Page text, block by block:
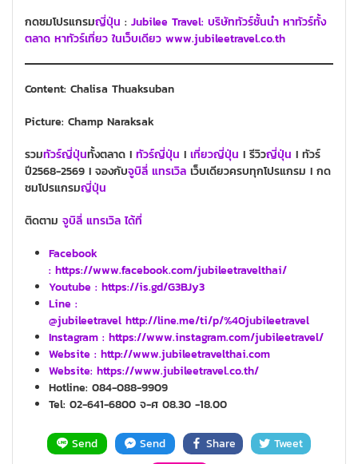
กดชมโปรแกรมญี่ปุ่น : Jubilee Travel: บริษัททัวร์ชั้นนำ หาทัวร์ทั้ง
ตลาด หาทัวร์เที่ยว ในเว็บเดียว www.jubileetravel.co.th
Content: Chalisa Thuaksuban
Picture: Champ Naraksak
รวมทัวร์ญี่ปุ่นทั้งตลาด I ทัวร์ญี่ปุ่น I เที่ยวญี่ปุ่น I รีวิวญี่ปุ่น I ทัวร์
ปี2568-2569 I จองกับจูบิลี่ แทรเวิล เว็บเดียวครบทุกโปรแกรม I กด
ชมโปรแกรมญี่ปุ่น
ติดตาม จูบิลี่ แทรเวิล ได้ที่
Facebook
: https://www.facebook.com/jubileetravelthai/
Youtube : https://is.gd/G3BJy3
Line :
@jubileetravel http://line.me/ti/p/%40jubileetravel
Instagram : https://www.instagram.com/jubileetravel/
Website : http://www.jubileetravelthai.com
Website: https://www.jubileetravel.co.th/
Hotline: 084-088-9909
Tel: 02-641-6800 จ-ศ 08.30 -18.00
Send Send Share
Tweet